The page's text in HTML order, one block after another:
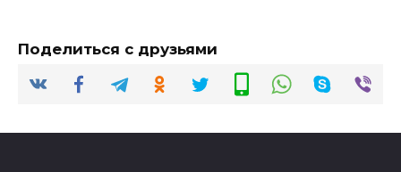
Поделиться с друзьями